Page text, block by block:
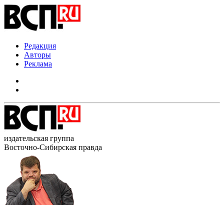
Редакция
Авторы
Реклама
издательская группа
Восточно-Сибирская правда